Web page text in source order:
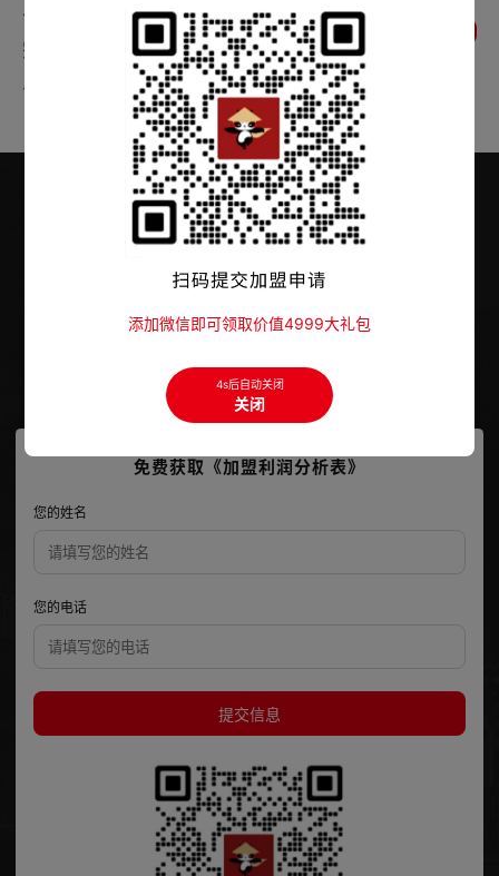
下一条：🔥青春和火锅都要滚烫🍲 🔎扫二维码
完成学生认证 👉到店享专蜀学生折扣🤨 ✨全
单8.6折/闲时6.9折
官方指定加盟热线
点击拨打 400-028-0677
成都市锦江区东大路16号HFC汇信财富中心39楼
免费获取《加盟利润分析表》
您的姓名
您的电话
提交信息
添加微信即可领取价值4999大礼包
4s后自动关闭
关闭